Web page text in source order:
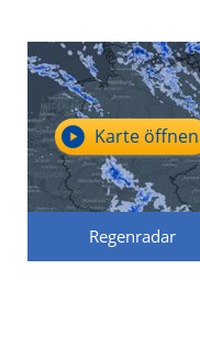
Regenradar
Karte öffnen